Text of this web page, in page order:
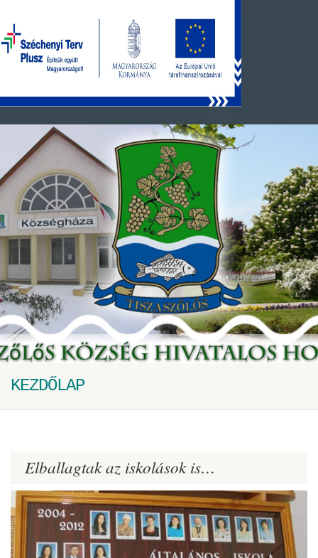
KEZDŐLAP
Elballagtak az iskolások is…